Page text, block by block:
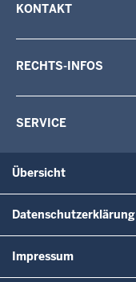
KONTAKT
RECHTS-INFOS
SERVICE
Übersicht
Datenschutzerklärung
Impressum